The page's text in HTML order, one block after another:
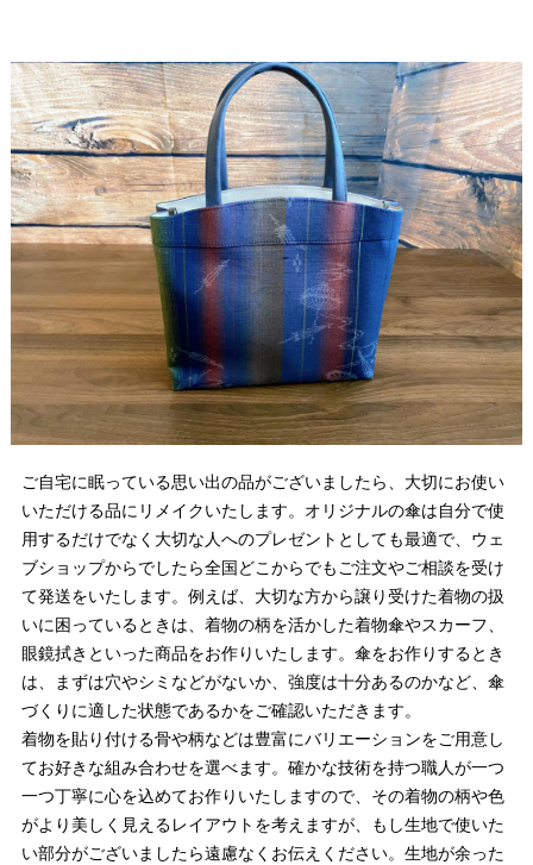
ご自宅に眠っている思い出の品がございましたら、大切にお使い
いただける品にリメイクいたします。オリジナルの傘は自分で使
用するだけでなく大切な人へのプレゼントとしても最適で、ウェ
ブショップからでしたら全国どこからでもご注文やご相談を受け
て発送をいたします。例えば、大切な方から譲り受けた着物の扱
いに困っているときは、着物の柄を活かした着物傘やスカーフ、
眼鏡拭きといった商品をお作りいたします。傘をお作りするとき
は、まずは穴やシミなどがないか、強度は十分あるのかなど、傘
づくりに適した状態であるかをご確認いただきます。
着物を貼り付ける骨や柄などは豊富にバリエーションをご用意し
てお好きな組み合わせを選べます。確かな技術を持つ職人が一つ
一つ丁寧に心を込めてお作りいたしますので、その着物の柄や色
がより美しく見えるレイアウトを考えますが、もし生地で使いた
い部分がございましたら遠慮なくお伝えください。生地が余った